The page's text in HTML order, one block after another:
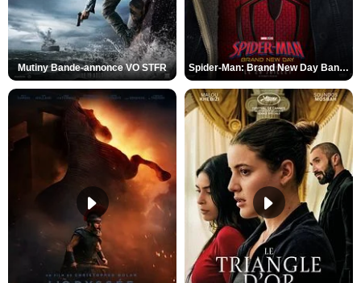
Mutiny Bande-annonce VO STFR Spider-Man: Brand New Day Bande-annonce VO STFR